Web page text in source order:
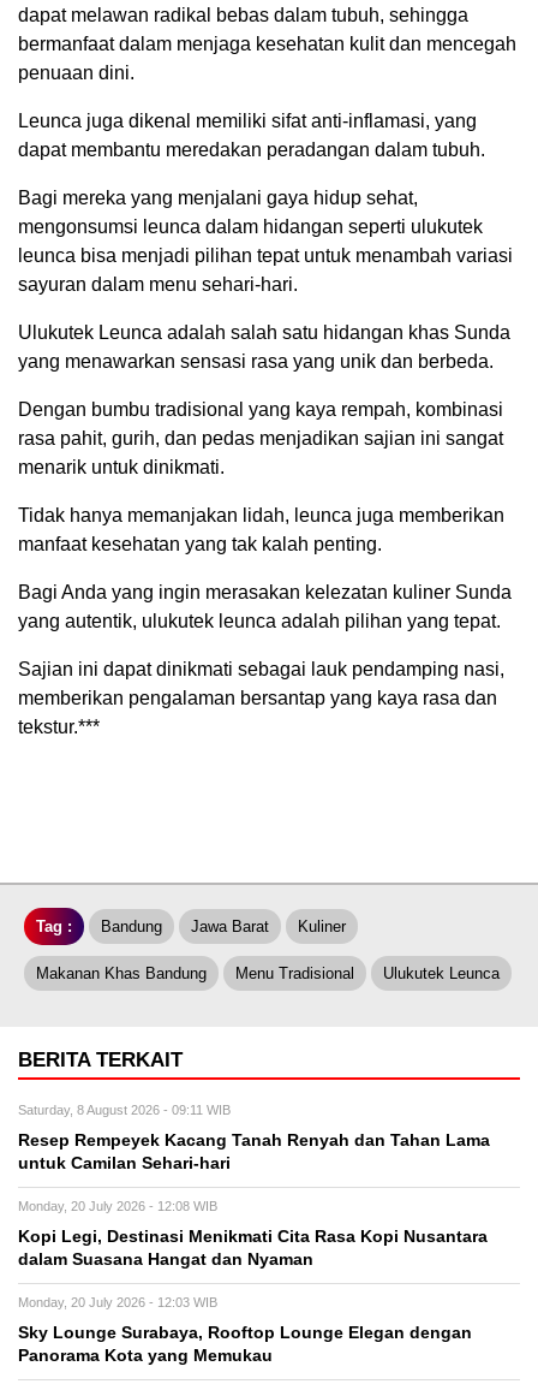
dapat melawan radikal bebas dalam tubuh, sehingga
bermanfaat dalam menjaga kesehatan kulit dan mencegah
penuaan dini.
Leunca juga dikenal memiliki sifat anti-inflamasi, yang
dapat membantu meredakan peradangan dalam tubuh.
Bagi mereka yang menjalani gaya hidup sehat,
mengonsumsi leunca dalam hidangan seperti ulukutek
leunca bisa menjadi pilihan tepat untuk menambah variasi
sayuran dalam menu sehari-hari.
Ulukutek Leunca adalah salah satu hidangan khas Sunda
yang menawarkan sensasi rasa yang unik dan berbeda.
Dengan bumbu tradisional yang kaya rempah, kombinasi
rasa pahit, gurih, dan pedas menjadikan sajian ini sangat
menarik untuk dinikmati.
Tidak hanya memanjakan lidah, leunca juga memberikan
manfaat kesehatan yang tak kalah penting.
Bagi Anda yang ingin merasakan kelezatan kuliner Sunda
yang autentik, ulukutek leunca adalah pilihan yang tepat.
Sajian ini dapat dinikmati sebagai lauk pendamping nasi,
memberikan pengalaman bersantap yang kaya rasa dan
tekstur.***
Tag : Bandung Jawa Barat Kuliner
Makanan Khas Bandung Menu Tradisional Ulukutek Leunca
BERITA TERKAIT
Saturday, 8 August 2026 - 09:11 WIB
Resep Rempeyek Kacang Tanah Renyah dan Tahan Lama
untuk Camilan Sehari-hari
Monday, 20 July 2026 - 12:08 WIB
Kopi Legi, Destinasi Menikmati Cita Rasa Kopi Nusantara
dalam Suasana Hangat dan Nyaman
Monday, 20 July 2026 - 12:03 WIB
Sky Lounge Surabaya, Rooftop Lounge Elegan dengan
Panorama Kota yang Memukau